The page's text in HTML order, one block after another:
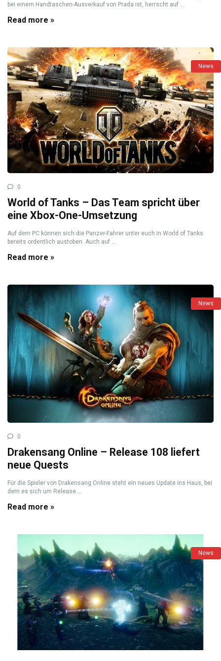
bei einem Handtaschen-Ausverkauf von Prada ist, herrscht auf ...
Read more »
News
0
World of Tanks – Das Team spricht über
eine Xbox-One-Umsetzung
Auf dem PC können sich die Panzer-Fahrer unter euch in World of Tanks
bereits ordentlich austoben. Auch auf ...
Read more »
News
0
Drakensang Online – Release 108 liefert
neue Quests
Für die Spieler von Drakensang Online steht ein neues Update ins Haus, bei
dem es sich um Release ...
Read more »
News